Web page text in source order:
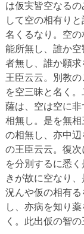
は仮実皆空なる
して空の相有り
名くるなり。空
能所無し、誰か
者無し、誰か願
王臣云云。別教
を空三昧と名く
薩は、空は空に
相無し。是を無
の相無し、亦中
の王臣云云。復
を分別するに悉
きが故に空なり
況んや仮の相有
し、亦病を知り
く。此出仮の智の